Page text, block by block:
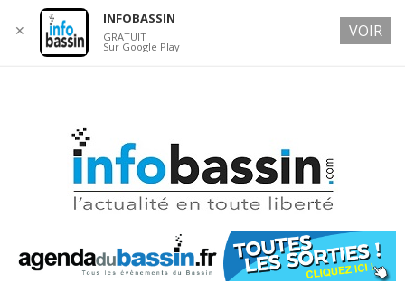
✕
INFOBASSIN
GRATUIT
Sur Google Play
VOIR